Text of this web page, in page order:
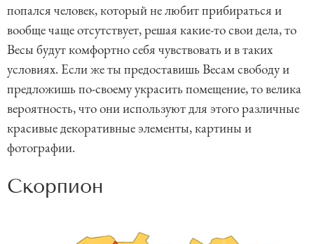
попался человек, который не любит прибираться и
вообще чаще отсутствует, решая какие-то свои дела, то
Весы будут комфортно себя чувствовать и в таких
условиях. Если же ты предоставишь Весам свободу и
предложишь по-своему украсить помещение, то велика
вероятность, что они используют для этого различные
красивые декоративные элементы, картины и
фотографии.
Скорпион